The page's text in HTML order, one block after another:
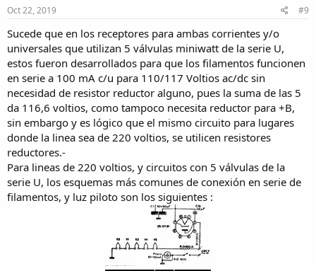
Oct 22, 2019 #9
Sucede que en los receptores para ambas corrientes y/o
universales que utilizan 5 válvulas miniwatt de la serie U,
estos fueron desarrollados para que los filamentos funcionen
en serie a 100 mA c/u para 110/117 Voltios ac/dc sin
necesidad de resistor reductor alguno, pues la suma de las 5
da 116,6 voltios, como tampoco necesita reductor para +B,
sin embargo y es lógico que el mismo circuito para lugares
donde la linea sea de 220 voltios, se utilicen resistores
reductores.-
Para lineas de 220 voltios, y circuitos con 5 válvulas de la
serie U, los esquemas más comunes de conexión en serie de
filamentos, y luz piloto son los siguientes :